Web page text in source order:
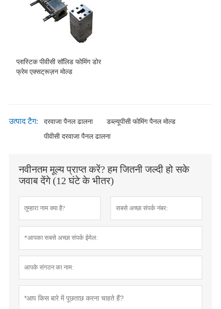
प्लास्टिक पीवीसी सॉलिड फोमिंग डोर
फ्रेम एक्सट्रूज़न मोल्ड
उत्पाद टैग: दरवाजा पैनल ढालना
डब्ल्यूपीसी फोमिंग पैनल मोल्ड
पीवीसी दरवाजा पैनल ढालना
नवीनतम मूल्य प्राप्त करें? हम जितनी जल्दी हो सके
जवाब देंगे (12 घंटे के भीतर)